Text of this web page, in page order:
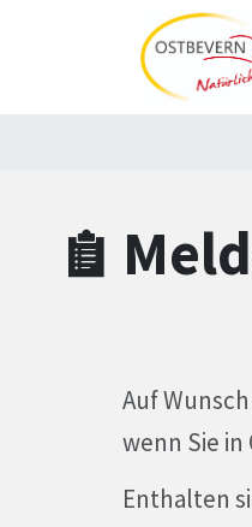
Zum Header
Zum
Zum Footer
Zum Hauptinhalt springen
Auf
wenn Sie
Enthalten